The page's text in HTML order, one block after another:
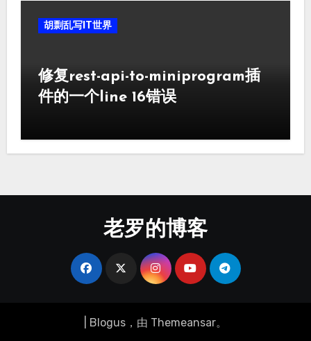
胡剽乱写IT世界
修复rest-api-to-miniprogram插
件的一个line 16错误
老罗的博客
Blogus ，由 Themeansar。